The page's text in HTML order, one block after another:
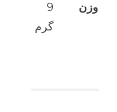
وزن
9
گرم